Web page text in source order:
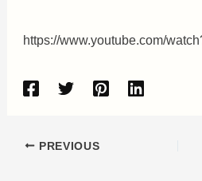
https://www.youtube.com/
PREVIOUS